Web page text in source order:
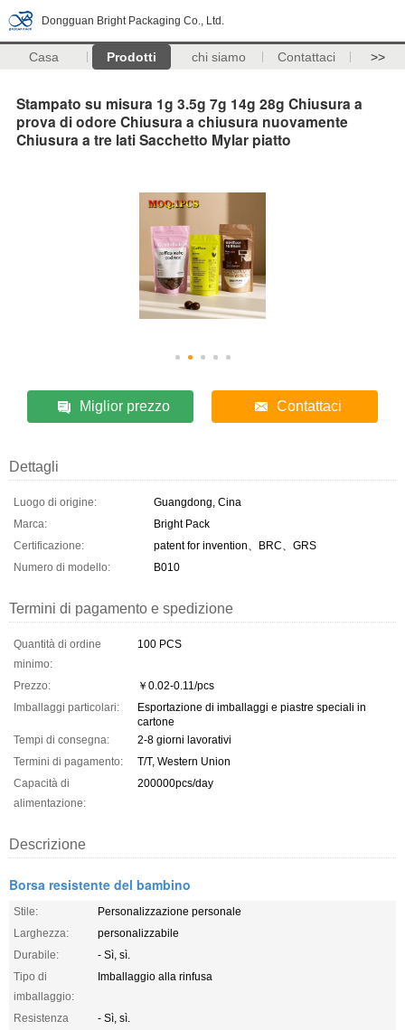
Dongguan Bright Packaging Co., Ltd.
Casa Prodotti chi siamo Contattaci >>
Stampato su misura 1g 3.5g 7g 14g 28g Chiusura a
prova di odore Chiusura a chiusura nuovamente
Chiusura a tre lati Sacchetto Mylar piatto
Miglior prezzo Contattaci
Dettagli
Luogo di origine:
Guangdong, Cina
Marca:
Bright Pack
Certificazione:
patent for invention、BRC、GRS
Numero di modello:
B010
Termini di pagamento e spedizione
Quantità di ordine
minimo:
100 PCS
Prezzo:
￥0.02-0.11/pcs
Imballaggi particolari:
Esportazione di imballaggi e piastre speciali in
cartone
Tempi di consegna:
2-8 giorni lavorativi
Termini di pagamento:
T/T, Western Union
Capacità di
alimentazione:
200000pcs/day
Descrizione
Borsa resistente del bambino
Stile:
Personalizzazione personale
Larghezza:
personalizzabile
Durabile:
- Sì, sì.
Tipo di
imballaggio:
Imballaggio alla rinfusa
Resistenza
- Sì, sì.